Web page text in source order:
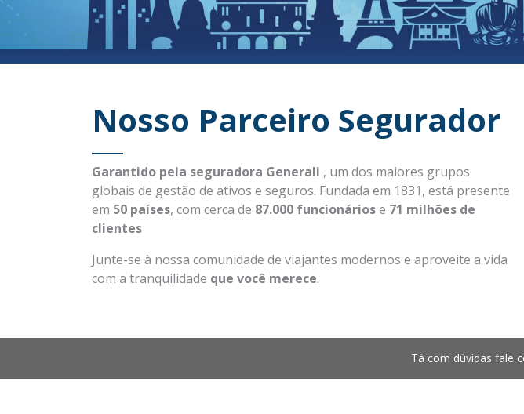
Nosso Parceiro Segurador
Garantido pela seguradora Generali , um dos maiores grupos
globais de gestão de ativos e seguros. Fundada em 1831, está presente
em 50 países, com cerca de 87.000 funcionáriose 71 milhões de
clientes
Junte-se à nossa comunidade de viajantes modernos e aproveite a vida
com a tranquilidade que você merece.
Tá com dúvidas fale